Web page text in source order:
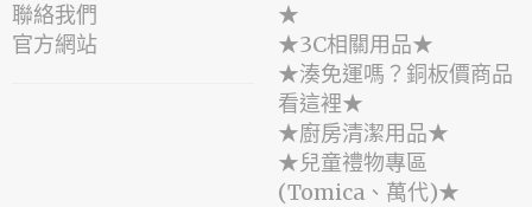
聯絡我們
官方網站
★
★3C相關用品★
★湊免運嗎？銅板價商品
看這裡★
★廚房清潔用品★
★兒童禮物專區
(Tomica、萬代)★